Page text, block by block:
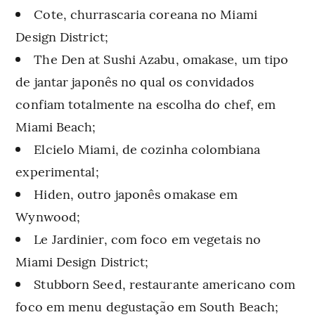
Cote, churrascaria coreana no Miami
Design District;
The Den at Sushi Azabu, omakase, um tipo
de jantar japonês no qual os convidados
confiam totalmente na escolha do chef, em
Miami Beach;
Elcielo Miami, de cozinha colombiana
experimental;
Hiden, outro japonês omakase em
Wynwood;
Le Jardinier, com foco em vegetais no
Miami Design District;
Stubborn Seed, restaurante americano com
foco em menu degustação em South Beach;